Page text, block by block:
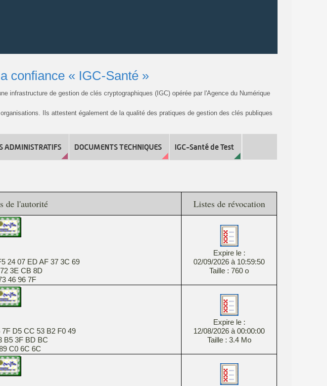
confiance « IGC-Santé »
infrastructure de gestion de clés cryptographiques (IGC) opérée par l'Agence du Numérique
Ils attestent également de la qualité des pratiques de gestion des clés publiques
ADMINISTRATIFS DOCUMENTS TECHNIQUES IGC-Santé de Test
de l'autorité Listes de révocation
24 07 ED AF 37 3C 69
3E CB 8D
46 96 7F
Expire le :
02/09/2026 à 10:59:50
Taille : 760 o
D5 CC 53 B2 F0 49
B5 3F BD BC
C0 6C 6C
Expire le :
12/08/2026 à 00:00:00
Taille : 3.4 Mo